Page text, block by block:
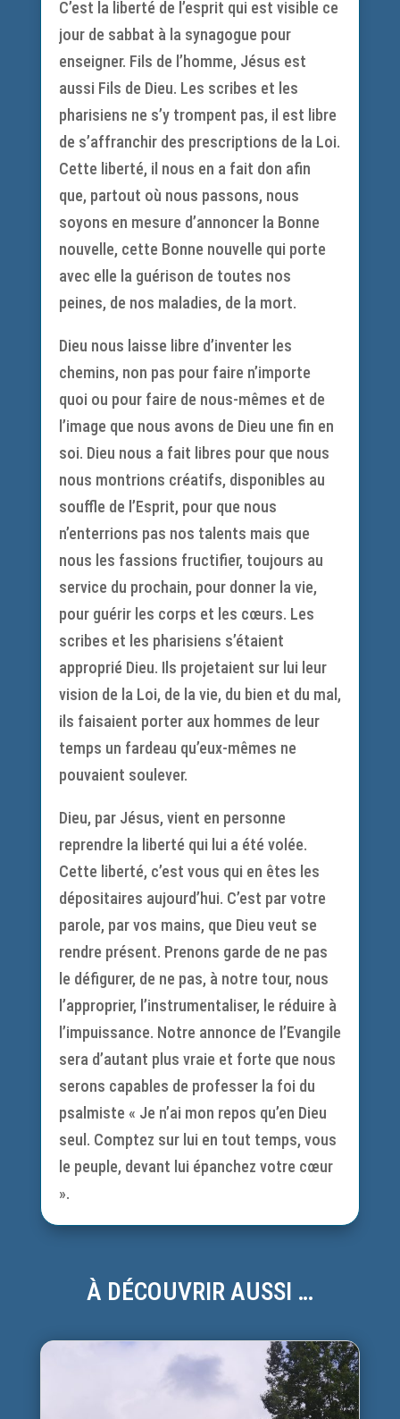
C’est la liberté de l’esprit qui est visible ce
jour de sabbat à la synagogue pour
enseigner. Fils de l’homme, Jésus est
aussi Fils de Dieu. Les scribes et les
pharisiens ne s’y trompent pas, il est libre
de s’affranchir des prescriptions de la Loi.
Cette liberté, il nous en a fait don afin
que, partout où nous passons, nous
soyons en mesure d’annoncer la Bonne
nouvelle, cette Bonne nouvelle qui porte
avec elle la guérison de toutes nos
peines, de nos maladies, de la mort.
Dieu nous laisse libre d’inventer les
chemins, non pas pour faire n’importe
quoi ou pour faire de nous-mêmes et de
l’image que nous avons de Dieu une fin en
soi. Dieu nous a fait libres pour que nous
nous montrions créatifs, disponibles au
souffle de l’Esprit, pour que nous
n’enterrions pas nos talents mais que
nous les fassions fructifier, toujours au
service du prochain, pour donner la vie,
pour guérir les corps et les cœurs. Les
scribes et les pharisiens s’étaient
approprié Dieu. Ils projetaient sur lui leur
vision de la Loi, de la vie, du bien et du mal,
ils faisaient porter aux hommes de leur
temps un fardeau qu’eux-mêmes ne
pouvaient soulever.
Dieu, par Jésus, vient en personne
reprendre la liberté qui lui a été volée.
Cette liberté, c’est vous qui en êtes les
dépositaires aujourd’hui. C’est par votre
parole, par vos mains, que Dieu veut se
rendre présent. Prenons garde de ne pas
le défigurer, de ne pas, à notre tour, nous
l’approprier, l’instrumentaliser, le réduire à
l’impuissance. Notre annonce de l’Evangile
sera d’autant plus vraie et forte que nous
serons capables de professer la foi du
psalmiste « Je n’ai mon repos qu’en Dieu
seul. Comptez sur lui en tout temps, vous
le peuple, devant lui épanchez votre cœur
».
À DÉCOUVRIR AUSSI …